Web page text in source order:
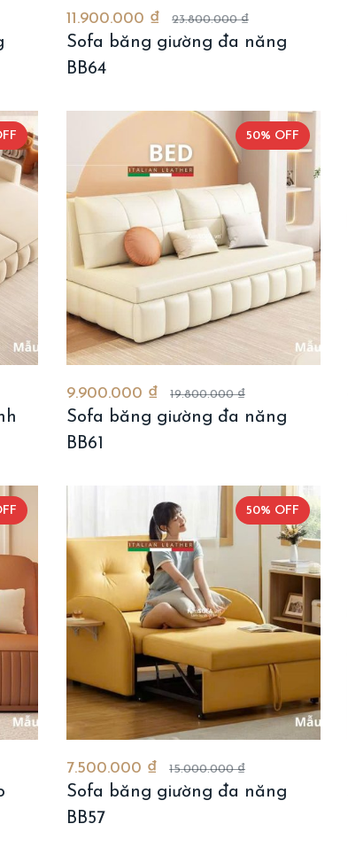
11.900.000 ₫ 23.800.000 ₫
Sofa băng giường đa năng
BB64
50% OFF
9.900.000 ₫ 19.800.000 ₫
Sofa băng giường đa năng
BB61
50% OFF
7.500.000 ₫ 15.000.000 ₫
Sofa băng giường đa năng
BB57